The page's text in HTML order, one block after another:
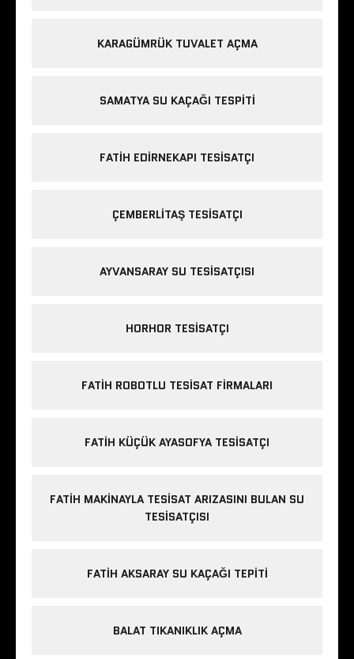
KARAGÜMRÜK TUVALET AÇMA
SAMATYA SU KAÇAĞI TESPITI
FATIH EDIRNEKAPI TESISATÇI
ÇEMBERLITAŞ TESISATÇI
AYVANSARAY SU TESISATÇISI
HORHOR TESISATÇI
FATIH ROBOTLU TESISAT FIRMALARI
FATIH KÜÇÜK AYASOFYA TESISATÇI
FATIH MAKINAYLA TESISAT ARIZASINI BULAN SU
TESISATÇISI
FATIH AKSARAY SU KAÇAĞI TEPITI
BALAT TIKANIKLIK AÇMA